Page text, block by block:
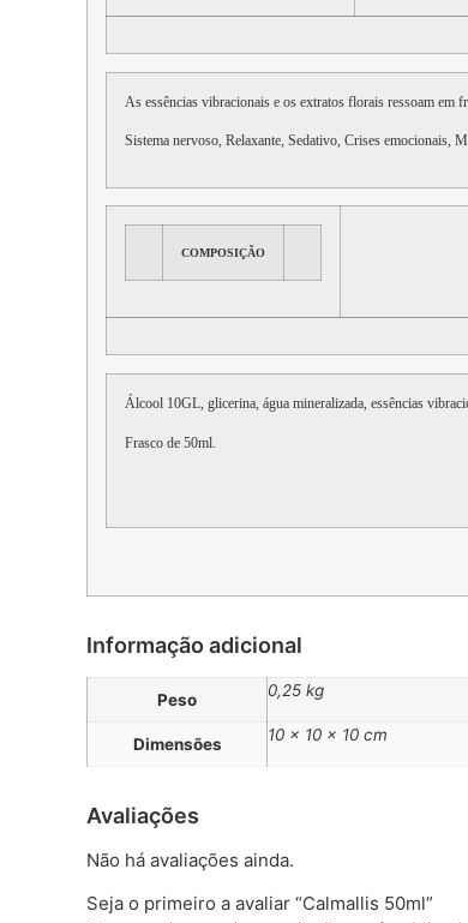
As essências vibracionais e os extratos florais ressoam em
Sistema nervoso, Relaxante, Sedativo, Crises emocionais,
COMPOSIÇÃO
Álcool 10GL, glicerina, água mineralizada, essências
Frasco de 50ml.
Informação adicional
Peso 0,25 kg
Dimensões 10 × 10 × 10 cm
Avaliações
Não há avaliações ainda.
Seja o primeiro a avaliar “Calmallis 50ml”